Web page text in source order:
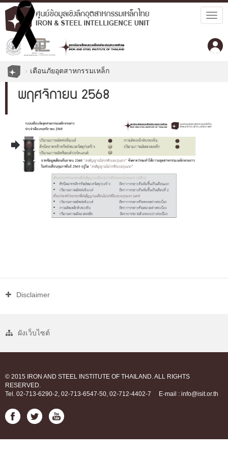
เตือนภัยอุตสาหกรรมเหล็ก
พฤศจิกายน 2568
Disclaimer
ผังเว็บไซต์
© 2015 IRON AND STEEL INSTITUTE OF THAILAND. ALL RIGHTS
RESERVED.
Tel. 02-713-6290-2, 02-713-6547-50, 02-712-4402-7 E-mail : info@isit.or.th